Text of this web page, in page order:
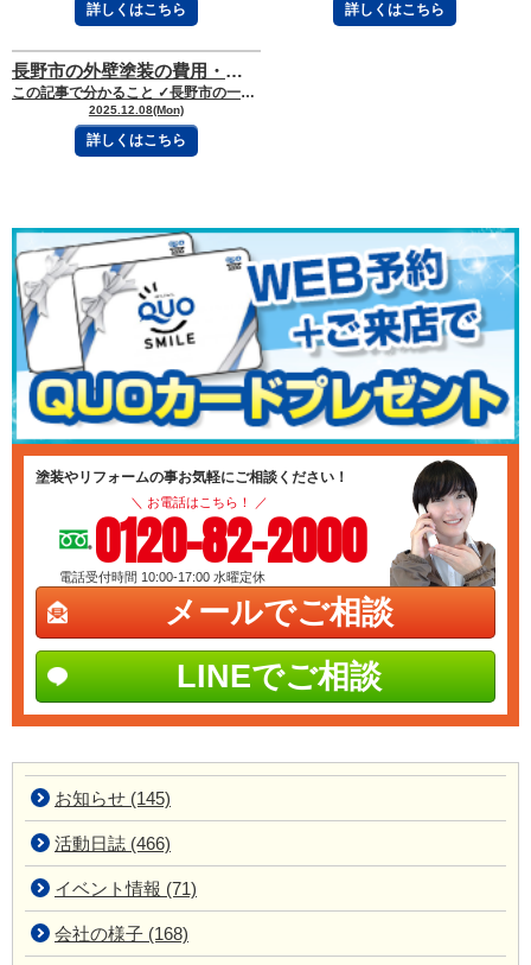
詳しくはこちら 詳しくはこちら
長野市の外壁塗装の費用・相場について【2026年最新版】
この記事で分かること ✓長野市の一般的な住宅の外壁塗装の費用相場が分かる ✓費
2025.12.08(Mon)
詳しくはこちら
塗装やリフォームの事お気軽にご相談ください！
＼ お電話はこちら！ ／
0120-82-2000
電話受付時間 10:00-17:00 水曜定休
メールでご相談
LINEでご相談
お知らせ (145)
活動日誌 (466)
イベント情報 (71)
会社の様子 (168)